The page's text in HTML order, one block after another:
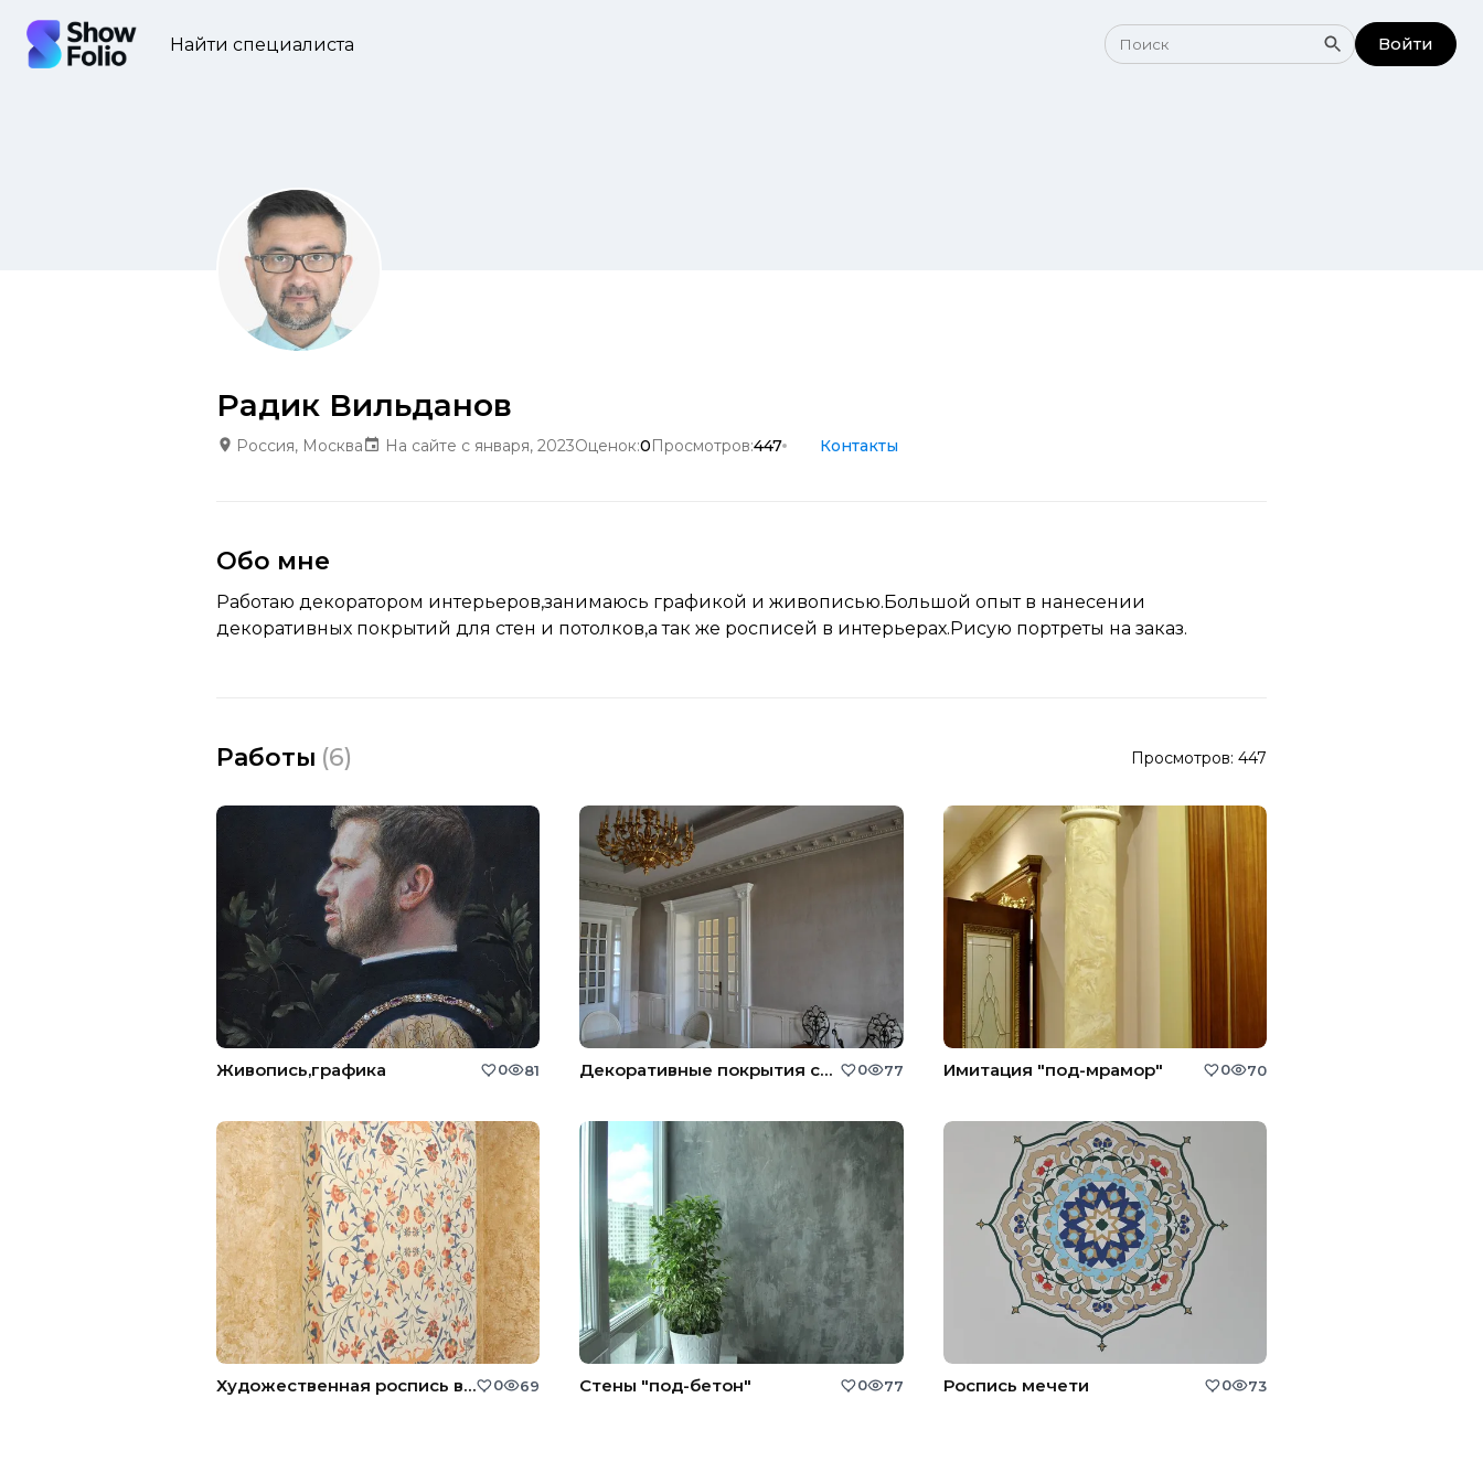
Найти специалиста Войти
Радик Вильданов
Россия, Москва На сайте с января, 2023Оценок:0Просмотров:447 Контакты
Обо мне
Работаю декоратором интерьеров,занимаюсь графикой и живописью.Большой опыт в нанесении
декоративных покрытий для стен и потолков,а так же росписей в интерьерах.Рисую портреты на заказ.
Работы (6) Просмотров: 447
Живопись,графика 0 81 Декоративные покрытия стен 0 77 Имитация "под-мрамор" 0 70
Художественная роспись в интерьере 0 69 Стены "под-бетон" 0 77 Роспись мечети 0 73